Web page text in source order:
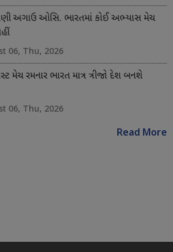
અગાઉ ઓસિ. ભારતમાં કોઈ અભ્યાસ મેચ
06, Thu, 2026
મેચ રમનાર ભારત માત્ર ત્રીજો દેશ બનશે
06, Thu, 2026
Read More